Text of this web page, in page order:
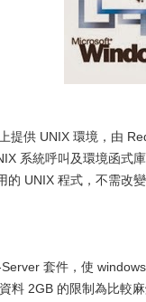
提供 UNIX 環境，由
系統呼叫及環境函式
UNIX 程式，不需改
套件，使
料 2GB 的限制為比較麻